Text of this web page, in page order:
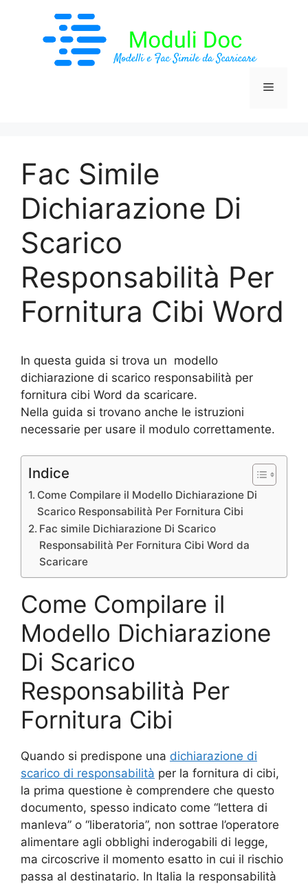
contenuto
Menu
Fac Simile
Dichiarazione Di
Scarico
Responsabilità Per
Fornitura Cibi Word
In questa guida si trova un modello
dichiarazione di scarico responsabilità per
fornitura cibi Word da scaricare.
Nella guida si trovano anche le istruzioni
necessarie per usare il modulo correttamente.
Indice
Come Compilare il Modello Dichiarazione Di
Scarico Responsabilità Per Fornitura Cibi
Fac simile Dichiarazione Di Scarico
Responsabilità Per Fornitura Cibi Word da
Scaricare
Come Compilare il
Modello Dichiarazione
Di Scarico
Responsabilità Per
Fornitura Cibi
Quando si predispone una dichiarazione di
scarico di responsabilità per la fornitura di cibi,
la prima questione è comprendere che questo
documento, spesso indicato come “lettera di
manleva” o “liberatoria”, non sottrae l’operatore
alimentare agli obblighi inderogabili di legge,
ma circoscrive il momento esatto in cui il rischio
passa al destinatario. In Italia la responsabilità